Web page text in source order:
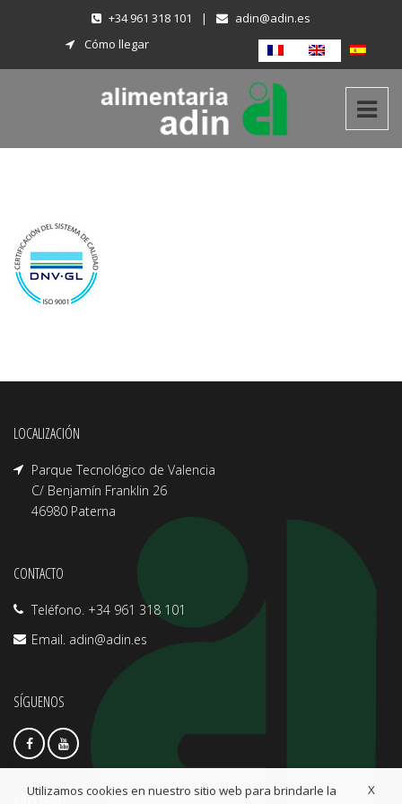
+34 961 318 101 |
adin@adin.es
Cómo llegar
LOCALIZACIÓN
Parque Tecnológico de Valencia
C/ Benjamín Franklin 26
46980 Paterna
CONTACTO
Teléfono. +34 961 318 101
Email. adin@adin.es
SÍGUENOS
X
Utilizamos cookies en nuestro sitio web para brindarle la